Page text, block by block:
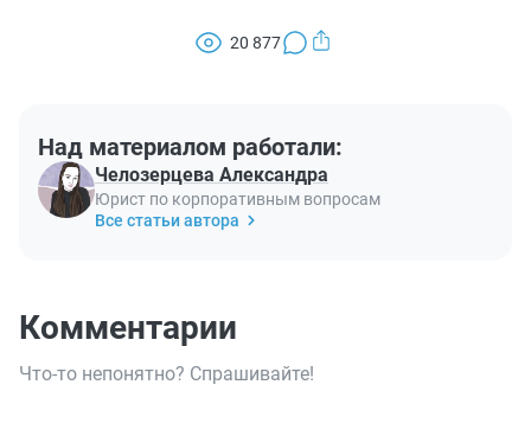
20 877
Над материалом работали:
Челозерцева Александра
Юрист по корпоративным вопросам
Все статьи автора
Комментарии
Что-то непонятно? Спрашивайте!